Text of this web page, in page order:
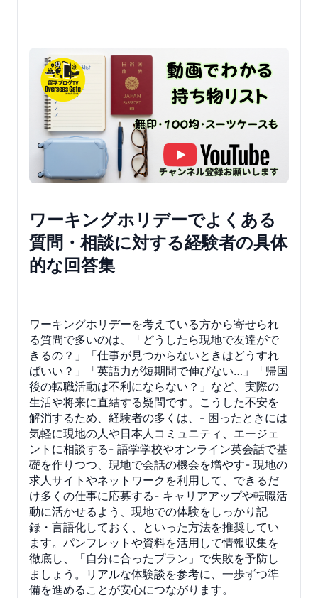
ワーキングホリデーでよくある
質問・相談に対する経験者の具体
的な回答集
ワーキングホリデーを考えている方から寄せられ
る質問で多いのは、「どうしたら現地で友達がで
きるの？」「仕事が見つからないときはどうすれ
ばいい？」「英語力が短期間で伸びない…」「帰国
後の転職活動は不利にならない？」など、実際の
生活や将来に直結する疑問です。こうした不安を
解消するため、経験者の多くは、- 困ったときには
気軽に現地の人や日本人コミュニティ、エージェ
ントに相談する- 語学学校やオンライン英会話で基
礎を作りつつ、現地で会話の機会を増やす- 現地の
求人サイトやネットワークを利用して、できるだ
け多くの仕事に応募する- キャリアアップや転職活
動に活かせるよう、現地での体験をしっかり記
録・言語化しておく、といった方法を推奨してい
ます。パンフレットや資料を活用して情報収集を
徹底し、「自分に合ったプラン」で失敗を予防し
ましょう。リアルな体験談を参考に、一歩ずつ準
備を進めることが安心につながります。